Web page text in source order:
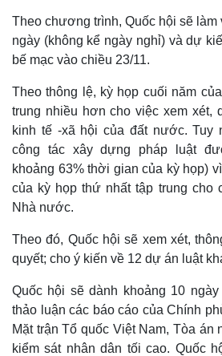
Kinh tế
Khởi nghiệp
Thị
Tiêu
Tỷ
Giá
Theo chương trình, Quốc hội sẽ
ngày (không kể ngày nghỉ) và dự
bế mạc vào chiều 23/11.
Theo thông lệ, kỳ họp cuối năm
trung nhiều hơn cho việc xem xét,
kinh tế -xã hội của đất nước. Tuy
công tác xây dựng pháp luật
khoảng 63% thời gian của kỳ họp)
của kỳ họp thứ nhất tập trung cho
Nhà nước.
Theo đó, Quốc hội sẽ xem xét,
quyết; cho ý kiến về 12 dự án luật
Quốc hội sẽ dành khoảng 10
thảo luận các báo cáo của Chính
Mặt trận Tổ quốc Việt Nam, Tòa án
kiểm sát nhân dân tối cao. Quốc